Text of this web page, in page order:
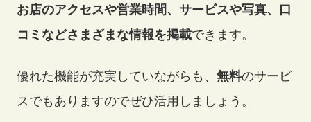
お店のアクセスや営業時間、サービスや写真、口
コミなどさまざまな情報を掲載できます。
優れた機能が充実していながらも、 無料のサービ
スでもありますのでぜひ活用しましょう。